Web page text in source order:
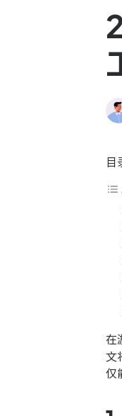
驱动企业创
目
在
文
仅